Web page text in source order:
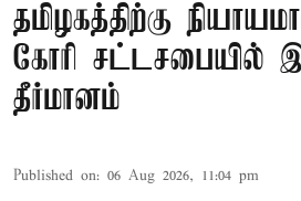
தமிழகத்திற்கு
கோரி சட்டசபையில்
தீர்மானம்
Published on: 06 Aug 2026, 11:04 pm